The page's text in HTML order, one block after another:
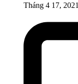
Tháng 4 17, 2021